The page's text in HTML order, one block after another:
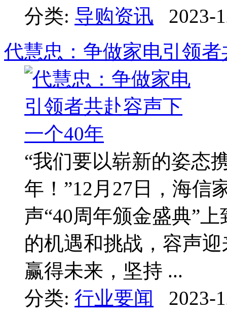
分类: 导购资讯
2023-
代慧忠：争做家电引领
“我们要以崭新的姿态
年！”12月27日，海信
声“40周年颁金盛典”
的机遇和挑战，容声
赢得未来，坚持 ...
分类: 行业要闻
2023-